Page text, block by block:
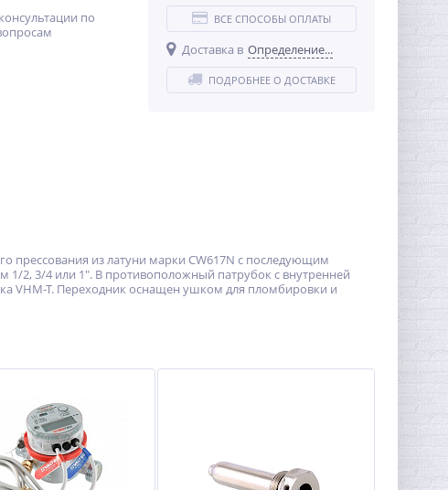
по
ВСЕ СПОСОБЫ ОПЛАТЫ
Доставка в Определение...
ПОДРОБНЕЕ О ДОСТАВКЕ
прессования из латуни марки CW617N c последующим
2, 3/4 или 1". В противоположный патрубок с внутренней
VHM-T. Переходник оснащен ушком для пломбировки и